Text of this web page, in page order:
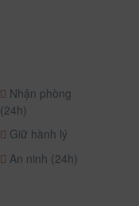
Nhận phòng
(24h)
Giữ hành lý
An ninh (24h)